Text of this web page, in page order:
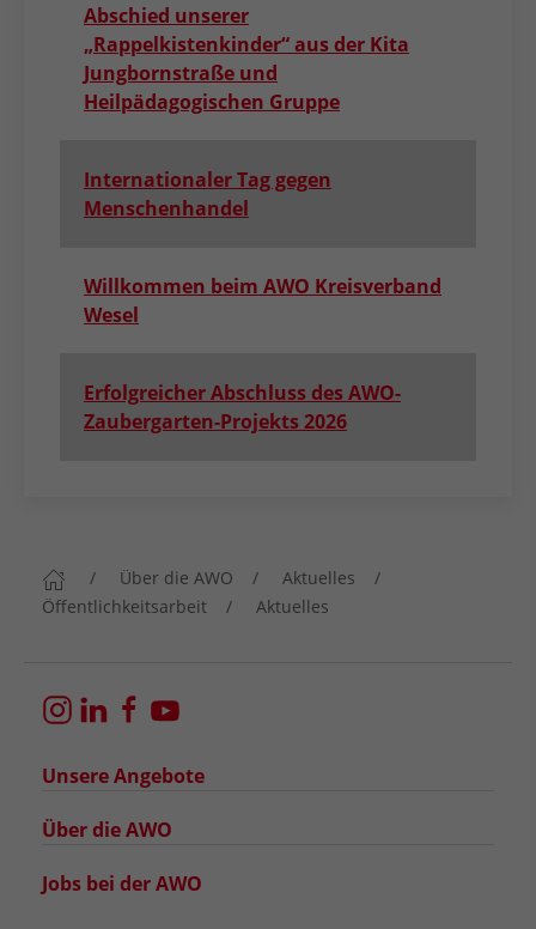
Abschied unserer
„Rappelkistenkinder“ aus der Kita
Jungbornstraße und
Heilpädagogischen Gruppe
Internationaler Tag gegen
Menschenhandel
Willkommen beim AWO Kreisverband
Wesel
Erfolgreicher Abschluss des AWO-
Zaubergarten-Projekts 2026
Über die AWO
Aktuelles
Öffentlichkeitsarbeit
Aktuelles
Unsere Angebote
Über die AWO
Jobs bei der AWO